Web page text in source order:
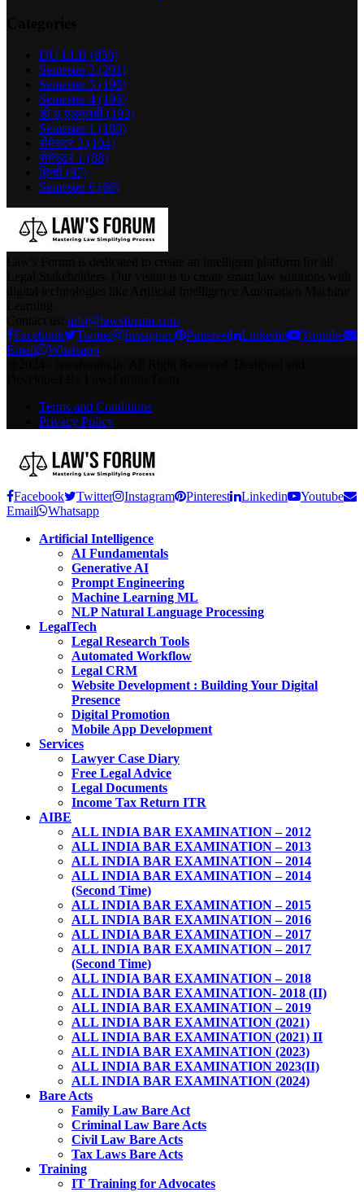
DU LLB (850)
Semester 2 (201)
Semester 3 (196)
Semester 4 (196)
डी यू एलएलबी (193)
Semester 1 (180)
सेमेस्टर 3 (104)
सेमेस्टर 1 (88)
हिन्दी (87)
Semester 6 (66)
info@lawsforum.com
Facebook
Twitter Instagram Pinterest Linkedin
Youtube
Email
Whatsapp
Terms and Conditions
Privacy Policy
Facebook Twitter Instagram Pinterest Linkedin
Youtube
Email
Whatsapp
Artificial Intelligence
AI Fundamentals
Generative AI
Prompt Engineering
Machine Learning ML
NLP Natural Language Processing
LegalTech
Legal Research Tools
Automated Workflow
Legal CRM
Website Development : Building Your Digital
Presence
Digital Promotion
Mobile App Development
Services
Lawyer Case Diary
Free Legal Advice
Legal Documents
Income Tax Return ITR
AIBE
ALL INDIA BAR EXAMINATION – 2012
ALL INDIA BAR EXAMINATION – 2013
ALL INDIA BAR EXAMINATION – 2014
ALL INDIA BAR EXAMINATION – 2014
(Second Time)
ALL INDIA BAR EXAMINATION – 2015
ALL INDIA BAR EXAMINATION – 2016
ALL INDIA BAR EXAMINATION – 2017
ALL INDIA BAR EXAMINATION – 2017
(Second Time)
ALL INDIA BAR EXAMINATION – 2018
ALL INDIA BAR EXAMINATION- 2018 (II)
ALL INDIA BAR EXAMINATION – 2019
ALL INDIA BAR EXAMINATION (2021)
ALL INDIA BAR EXAMINATION (2021) II
ALL INDIA BAR EXAMINATION (2023)
ALL INDIA BAR EXAMINATION 2023(II)
ALL INDIA BAR EXAMINATION (2024)
Bare Acts
Family Law Bare Act
Criminal Law Bare Acts
Civil Law Bare Acts
Tax Laws Bare Acts
Training
IT Training for Advocates